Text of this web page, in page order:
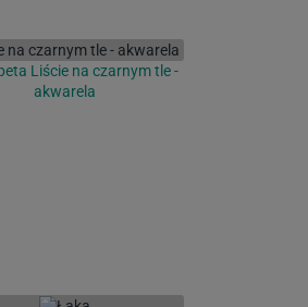
Liście na czarnym tle -
akwarela